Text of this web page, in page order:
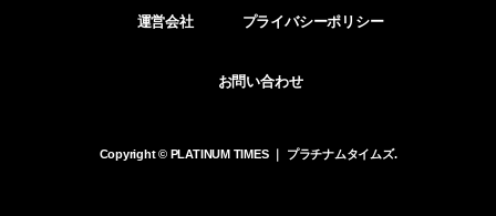
運営会社 プライバシーポリシー
お問い合わせ
Copyright © PLATINUM TIMES ｜ プラチナムタイムズ.